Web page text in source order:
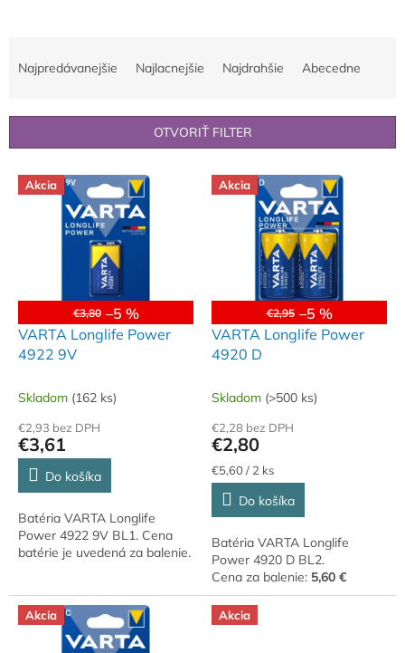
i
Najpredávanejšie Najlacnejšie Najdrahšie Abecedne
OTVORIŤ FILTER
V
d
u
Akcia
€3,80 –5 %
VARTA Longlife Power
4922 9V
Skladom (162 ks)
€2,93 bez DPH
€3,61
Do košíka
Batéria VARTA Longlife
Power 4922 9V BL1. Cena
batérie je uvedená za balenie.
Akcia
€2,95 –5 %
VARTA Longlife Power
4920 D
Skladom (>500 ks)
€2,28 bez DPH
€2,80
Jednotková
cena:
€5,60 / 2 ks
Do košíka
Batéria VARTA Longlife
Power 4920 D BL2.
Cena za balenie: 5,60 €
Akcia Akcia